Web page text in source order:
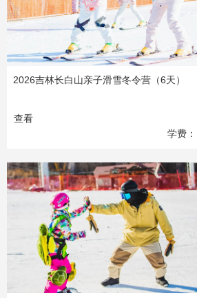
2026吉林长白山亲子滑雪冬令营（6天）
学费：
8590元
查看